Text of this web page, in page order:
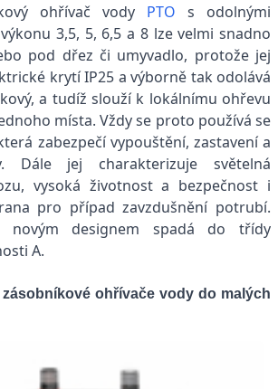
ohřívač vody PTO s odolnými
3,5, 5, 6,5 a 8 lze velmi snadno
pod dřez či umyvadlo, protože jej
krytí IP25 a výborně tak odolává
a tudíž slouží k lokálnímu ohřevu
místa. Vždy se proto používá se
zabezpečí vypouštění, zastavení a
Dále jej charakterizuje světelná
vysoká životnost a bezpečnost i
pro případ zavzdušnění potrubí.
novým designem spadá do třídy
A.
zásobníkové ohřívače vody do malých